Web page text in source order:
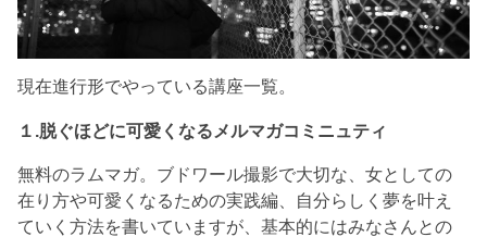
現在進行形でやっている講座一覧。
１.脱ぐほどに可愛くなるメルマガコミニュティ
無料のラムマガ。ブドワール撮影で大切な、女としての
在り方や可愛くなるための実践編、自分らしく夢を叶え
ていく方法を書いていますが、基本的にはみなさんとの